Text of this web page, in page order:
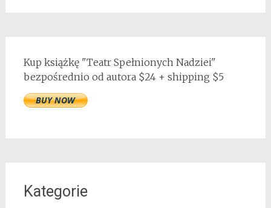
Kup książkę "Teatr Spełnionych Nadziei"
bezpośrednio od autora $24 + shipping $5
Kategorie